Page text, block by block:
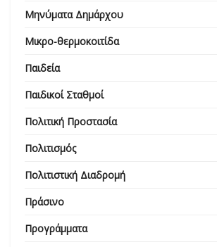
Μηνύματα Δημάρχου
Μικρο-θερμοκοιτίδα
Παιδεία
Παιδικοί Σταθμοί
Πολιτική Προστασία
Πολιτισμός
Πολιτιστική Διαδρομή
Πράσινο
Προγράμματα